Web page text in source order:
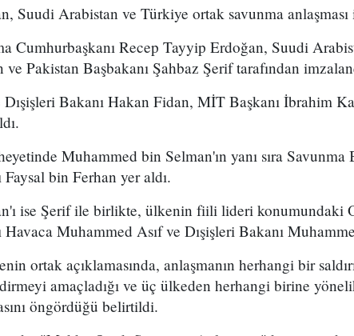
Suudi Arabistan ve Türkiye ortak savunma anlaşması
Cumhurbaşkanı Recep Tayyip Erdoğan, Suudi
ve Pakistan Başbakanı Şahbaz Şerif tarafından
Dışişleri Bakanı Hakan Fidan, MİT Başkanı İbrahim
Muhammed bin Selman'ın yanı sıra
Faysal bin Ferhan yer aldı.
ise Şerif ile birlikte, ülkenin fiili lideri konumundaki
Havaca Muhammed Asıf ve Dışişleri Bakanı
ortak açıklamasında, anlaşmanın herhangi bir
amaçladığı ve üç ülkeden herhangi birine yönelik
öngördüğü belirtildi.